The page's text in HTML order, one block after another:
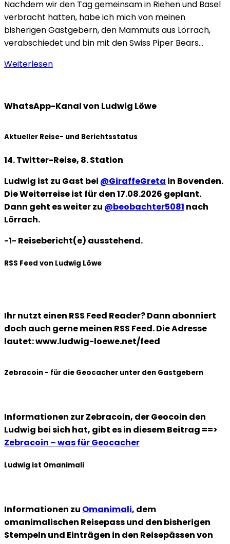
Nachdem wir den Tag gemeinsam in Riehen und Basel
verbracht hatten, habe ich mich von meinen
bisherigen Gastgebern, den Mammuts aus Lörrach,
verabschiedet und bin mit den Swiss Piper Bears…
Weiterlesen
WhatsApp-Kanal von Ludwig Löwe
Aktueller Reise- und Berichtsstatus
14. Twitter-Reise, 8. Station
Ludwig ist zu Gast bei @GiraffeGreta in Bovenden.
Die Weiterreise ist für den 17.08.2026 geplant.
Dann geht es weiter zu @beobachter5081 nach
Lörrach.
-1- Reisebericht(e) ausstehend.
RSS Feed von Ludwig Löwe
Ihr nutzt einen RSS Feed Reader? Dann abonniert
doch auch gerne meinen RSS Feed. Die Adresse
lautet: www.ludwig-loewe.net/feed
Zebracoin - für die Geocacher unter den Gastgebern
Informationen zur Zebracoin, der Geocoin den
Ludwig bei sich hat, gibt es in diesem Beitrag ==>
Zebracoin – was für Geocacher
Ludwig ist Omanimali
Informationen zu Omanimali, dem
omanimalischen Reisepass und den bisherigen
Stempeln und Einträgen in den Reisepässen von